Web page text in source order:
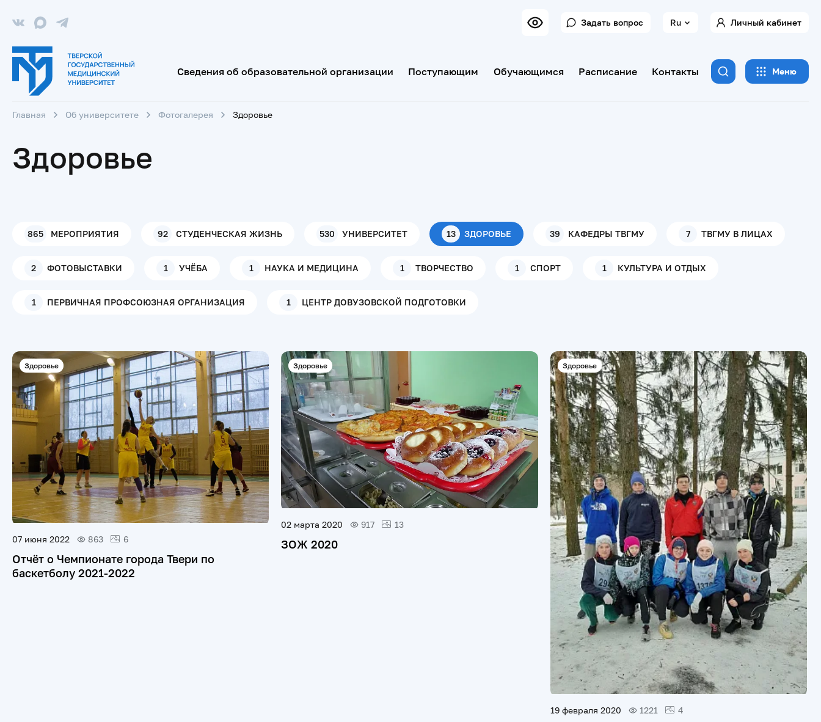
Задать вопрос Ru Личный кабинет
Сведения об образовательной организации Поступающим Обучающимся Расписание Контакты Меню
Главная Об университете Фотогалерея Здоровье
Здоровье
865 МЕРОПРИЯТИЯ 92 СТУДЕНЧЕСКАЯ ЖИЗНЬ 530 УНИВЕРСИТЕТ 13 ЗДОРОВЬЕ 39 КАФЕДРЫ ТВГМУ 7 ТВГМУ В ЛИЦАХ
2 ФОТОВЫСТАВКИ 1 УЧЁБА 1 НАУКА И МЕДИЦИНА 1 ТВОРЧЕСТВО 1 СПОРТ 1 КУЛЬТУРА И ОТДЫХ
1 ПЕРВИЧНАЯ ПРОФСОЮЗНАЯ ОРГАНИЗАЦИЯ 1 ЦЕНТР ДОВУЗОВСКОЙ ПОДГОТОВКИ
Здоровье
07 июня 2022 863 6
Отчёт о Чемпионате города Твери по
баскетболу 2021-2022
Здоровье
02 марта 2020 917 13
ЗОЖ 2020
Здоровье
19 февраля 2020 1221 4